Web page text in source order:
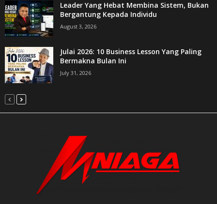
Leader Yang Hebat Membina Sistem, Bukan
Bergantung Kepada Individu
August 3, 2026
Julai 2026: 10 Business Lesson Yang Paling
Bermakna Bulan Ini
July 31, 2026